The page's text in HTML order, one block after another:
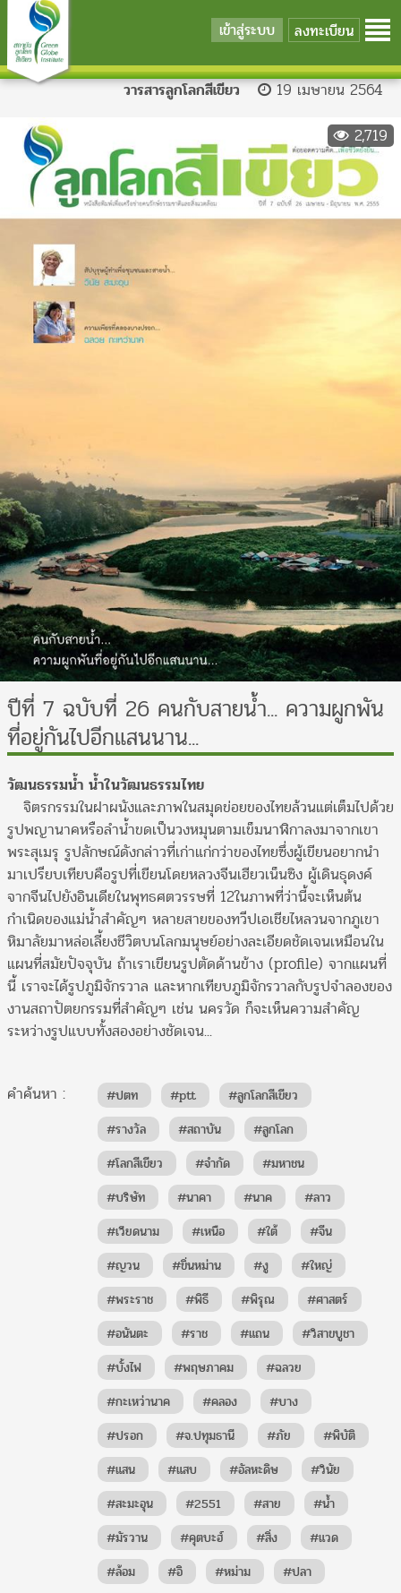
เข้าสู่ระบบ ลงทะเบียน
วารสารลูกโลกสีเขียว
19 เมษายน 2564
2,719
ปีที่ 7 ฉบับที่ 26 คนกับสายน้ำ... ความผูกพัน
ที่อยู่กันไปอีกแสนนาน...
วัฒนธรรมน้ำ น้ำในวัฒนธรรมไทย
จิตรกรรมในฝาผนังและภาพในสมุดข่อยของไทยล้วนแต่เต็มไปด้วย
รูปพญานาคหรือลำนํ้าขดเป็นวงหมุนตามเข็มนาฬิกาลงมาจากเขา
พระสุเมรุ รูปลักษณ์ดังกล่าวที่เก่าแก่กว่าของไทยซึ่งผู้เขียนอยากนำ
มาเปรียบเทียบคือรูปที่เขียนโดยหลวงจีนเฮียวเน็นซิง ผู้เดินธุดงค์
จากจีนไปยังอินเดียในพุทธศตวรรษที่ 12ในภาพที่ว่านี้จะเห็นต้น
กำเนิดของแม่นํ้าสำคัญๆ หลายสายของทวีปเอเชียไหลวนจากภูเขา
หิมาลัยมาหล่อเลี้ยงชีวิตบนโลกมนุษย์อย่างละเอียดชัดเจนเหมือนใน
แผนที่สมัยปัจจุบัน ถ้าเราเขียนรูปตัดด้านข้าง (profile) จากแผนที่
นี้ เราจะได้รูปภูมิจักรวาล และหากเทียบภูมิจักรวาลกับรูปจำลองของ
งานสถาปัตยกรรมที่สำคัญๆ เช่น นครวัด ก็จะเห็นความสำคัญ
ระหว่างรูปแบบทั้งสองอย่างชัดเจน...
คำค้นหา : #ปตท #ptt
#ลูกโลกสีเขียว
#รางวัล
#สถาบัน
#ลูกโลก
#โลกสีเขียว
#จำกัด
#มหาชน
#บริษัท
#นาคา #นาค
#ลาว
#เวียดนาม
#เหนือ #ใต้
#จีน
#ญวน
#ขิ่นหม่าน #งู
#ใหญ่
#พระราช
#พิธี #พิรุณ
#ศาสตร์
#อนันตะ
#ราช #แถน
#วิสาขบูชา
#บั้งไฟ
#พฤษภาคม
#ฉลวย
#กะเหว่านาค
#คลอง
#บาง
#ปรอก
#จ.ปทุมธานี #ภัย
#พิบัติ
#แสน
#แสบ #อัลหะดิษ
#วินัย
#สะมะอุน
#2551 #สาย
#น้ำ
#มัรวาน
#คุตบะฮ์ #สิ่ง
#แวด
#ล้อม
#อิ #หม่าม
#ปลา